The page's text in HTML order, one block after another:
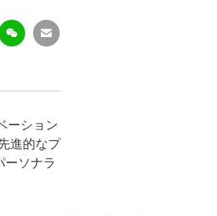
ーション
進的なプ
ーソナラ